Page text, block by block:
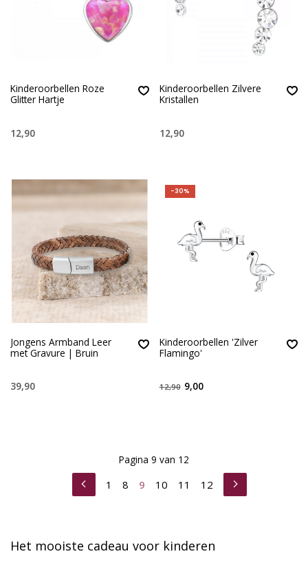
Kinderoorbellen Roze
Glitter Hartje
12,90
Kinderoorbellen Zilvere
Kristallen
12,90
Jongens Armband Leer
met Gravure | Bruin
39,90
-30%
Kinderoorbellen 'Zilver
Flamingo'
12,90 9,00
1 8 9 10 11 12
Pagina 9 van 12
Het mooiste cadeau voor kinderen